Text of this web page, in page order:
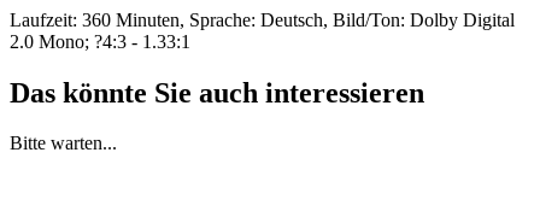
Laufzeit: 360 Minuten, Sprache: Deutsch, Bild/Ton: Dolby Digital
2.0 Mono; ?4:3 - 1.33:1
Das könnte Sie auch interessieren
Bitte warten...